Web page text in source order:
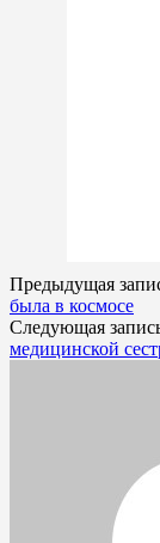
Предыдущая
была в космосе
Следующая
медицинской